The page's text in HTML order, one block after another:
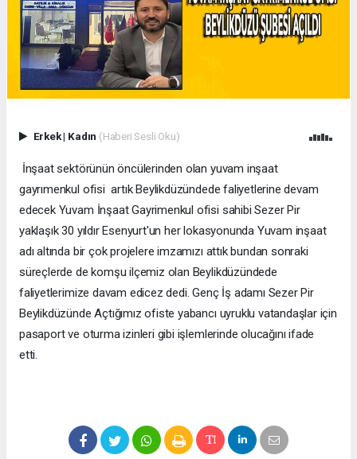
Erkek| Kadın (Haberi Sesli Oku)
İnşaat sektörünün öncülerinden olan yuvam inşaat
gayrımenkul ofisi artık Beylikdüzündede faliyetlerine devam
edecek Yuvam İnşaat Gayrimenkul ofisi sahibi Sezer Pir
yaklaşık 30 yıldır Esenyurt'un her lokasyonunda Yuvam inşaat
adı altında bir çok projelere imzamızı attık bundan sonraki
süreçlerde de komşu ilçemiz olan Beylikdüzündede
faliyetlerimize davam edicez dedi. Genç İş adamı Sezer Pir
Beylikdüzünde Açtığımız ofiste yabancı uyruklu vatandaşlar için
pasaport ve oturma izinleri gibi işlemlerinde olucağını ifade
etti.